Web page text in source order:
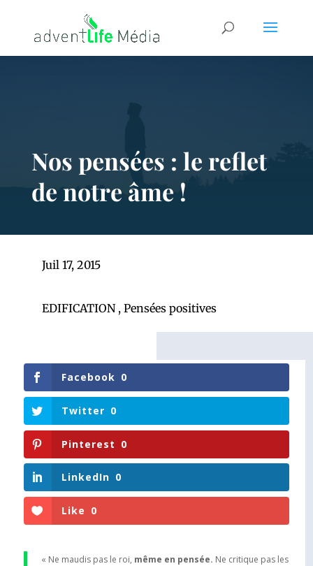
Nos pensées : le reflet
de notre âme !
Juil 17, 2015
EDIFICATION, Pensées positives
Facebook 0
Twitter 0
Pinterest 0
LinkedIn 0
Like 0
« Ne maudis pas le roi, même en pensée. Ne critique pas les